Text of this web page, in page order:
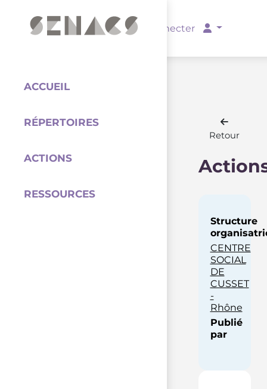
Se connecter
ACCUEIL
RÉPERTOIRES
ACTIONS
RESSOURCES
Retour
Structure
CENTRE
SOCIAL
DE
CUSSET
-
Rhône
Publié
par